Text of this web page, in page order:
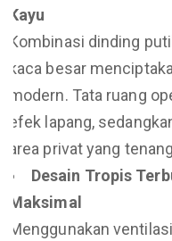
Kayu
Kombinasi dinding
kaca besar
modern. Tata ruang
efek lapang,
area privat yang
Desain Tropis
Maksimal
Menggunakan